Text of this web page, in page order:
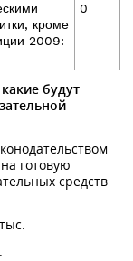
кроме
2009:
0
будут
готовую
средств